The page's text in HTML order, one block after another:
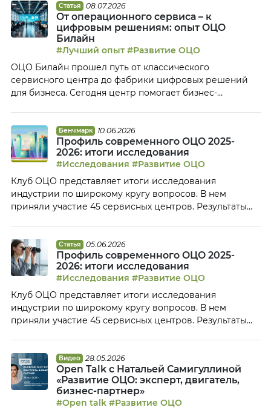
на вычет НДС по выданным авансам и в какие сроки
подают декларацию о возмещении НДС и при
необходимости уточненную декларацию. Абсолютное
большинство […]
Статья 08.07.2026
От операционного сервиса – к
цифровым решениям: опыт ОЦО
Билайн
#Лучший опыт #Развитие ОЦО
ОЦО Билайн прошел путь от классического
сервисного центра до фабрики цифровых решений
для бизнеса. Сегодня центр помогает бизнес-
и масштабировать успешные решения на всю
компанию. В конкурсе «Лучший ОЦО 2025» Центр стал
победителем в номинации «Стратегический партнер
бизнеса». Денис Исаков, руководитель ОЦО Билайн,
рассказал Клубу ОЦО, как […]
Бенчмарк 10.06.2026
Профиль современного ОЦО 2025-
2026: итоги исследования
#Исследования #Развитие ОЦО
Клуб ОЦО представляет итоги исследования
индустрии по широкому кругу вопросов. В нем
приняли участие 45 сервисных центров. Результаты
сервиса и насколько изменились тенденции развития
ОЦО за последний год. Организационная форма и
количество обслуживаемых компаний В ходе
исследования мы задавали участникам традиционный
вопрос относительно организационной формы, в […]
Статья 05.06.2026
Профиль современного ОЦО 2025-
2026: итоги исследования
#Исследования #Развитие ОЦО
Клуб ОЦО представляет итоги исследования
индустрии по широкому кругу вопросов. В нем
приняли участие 45 сервисных центров. Результаты
сервиса и насколько изменились тенденции развития
ОЦО за последний год. Организационная форма и
количество обслуживаемых компаний В ходе
исследования мы задавали участникам традиционный
вопрос относительно организационной формы, в […]
Видео 28.05.2026
Open Talk с Натальей Самигуллиной
«Развитие ОЦО: эксперт, двигатель,
бизнес-партнер»
#Open talk #Развитие ОЦО